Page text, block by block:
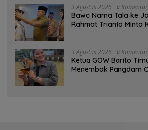
3 Agustus 2026 0 Komentar
Bawa Nama Tala ke
Rahmat Trianto Minta
3 Agustus 2026 0 Komentar
Ketua GOW Barito
Menembak Pangdam